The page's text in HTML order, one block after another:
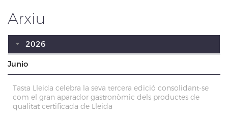
Arxiu
2026
Junio
Tasta Lleida celebra la seva tercera edició consolidant-se
com el gran aparador gastronòmic dels productes de
qualitat certificada de Lleida